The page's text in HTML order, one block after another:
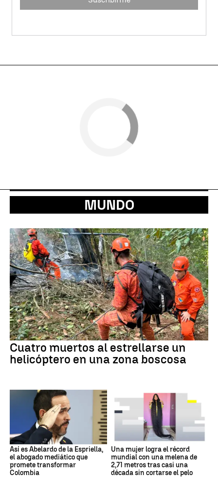
MUNDO
Cuatro muertos al estrellarse un
helicóptero en una zona boscosa
Así es Abelardo de la Espriella,
el abogado mediático que
promete transformar
Colombia
Una mujer logra el récord
mundial con una melena de
2,71 metros tras casi una
década sin cortarse el pelo